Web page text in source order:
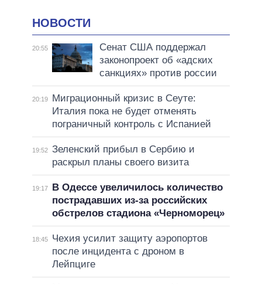
НОВОСТИ
20:55
Сенат США поддержал
законопроект об «адских
санкциях» против россии
20:19
Миграционный кризис в Сеуте:
Италия пока не будет отменять
пограничный контроль с Испанией
19:52 Зеленский прибыл в Сербию и
раскрыл планы своего визита
19:17
В Одессе увеличилось количество
пострадавших из-за российских
обстрелов стадиона «Черноморец»
18:45
Чехия усилит защиту аэропортов
после инцидента с дроном в
Лейпциге